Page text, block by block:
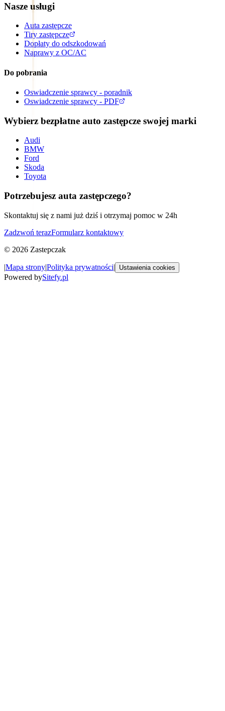
Nasze usługi
Auta zastępcze
Tiry zastępcze
Dopłaty do odszkodowań
Naprawy z OC/AC
Do pobrania
Oswiadczenie sprawcy - poradnik
Oswiadczenie sprawcy - PDF
Wybierz bezpłatne auto zastępcze swojej marki
Audi
BMW
Ford
Skoda
Toyota
Potrzebujesz auta zastępczego?
Skontaktuj się z nami już dziś i otrzymaj pomoc w 24h
Zadzwoń terazFormularz kontaktowy
© 2026 Zastepczak
|Mapa strony|Polityka prywatności| Ustawienia cookies
Powered bySitefy.pl